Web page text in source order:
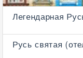
Легендарная
Русь святая